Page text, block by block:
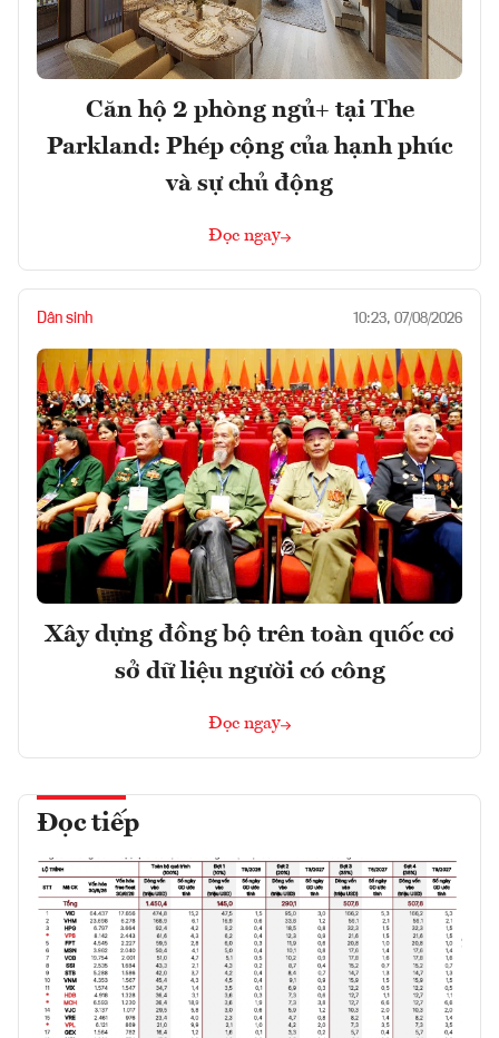
Căn hộ 2 phòng ngủ+ tại The
Parkland: Phép cộng của hạnh phúc
và sự chủ động
Đọc ngay
Dân sinh 10:23, 07/08/2026
Xây dựng đồng bộ trên toàn quốc cơ
sở dữ liệu người có công
Đọc ngay
Đọc tiếp